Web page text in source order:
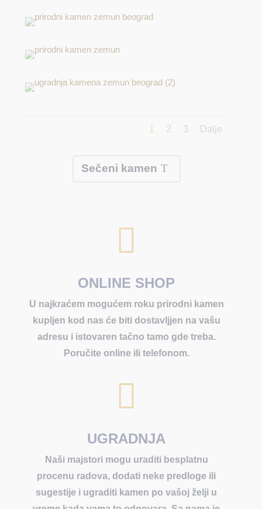
1 2 3 Dalje
Sečeni kamen

ONLINE SHOP
U najkraćem mogućem roku prirodni kamen
kupljen kod nas će biti dostavljjen na vašu
adresu i istovaren tačno tamo gde treba.
Poručite online ili telefonom.

UGRADNJA
Naši majstori mogu uraditi besplatnu
procenu radova, dodati neke predloge ili
sugestije i ugraditi kamen po vašoj želji u